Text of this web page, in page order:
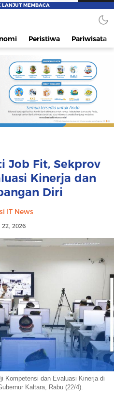
dan Terpercaya
Peristiwa Pariwisata
Job Fit, Sekprov
Kinerja dan
Diri
IT News
2026
Kompetensi dan Evaluasi Kinerja di
Kaltara, Rabu (22/4).